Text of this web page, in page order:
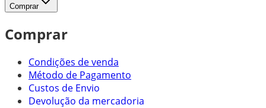
Comprar
Comprar
Condições de venda
Método de Pagamento
Custos de Envio
Devolução da mercadoria